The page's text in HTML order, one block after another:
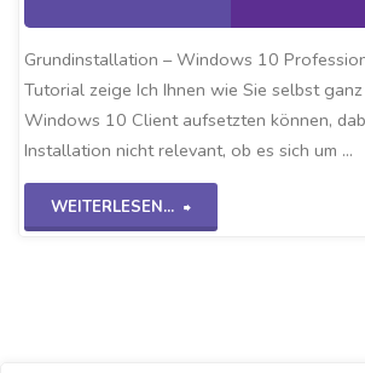
Grundinstallation – Windows 10
Tutorial zeige Ich Ihnen wie Sie selbst
Windows 10 Client aufsetzten können,
Installation nicht relevant, ob es sich um …
WEITERLESEN...
"Grundinstallation